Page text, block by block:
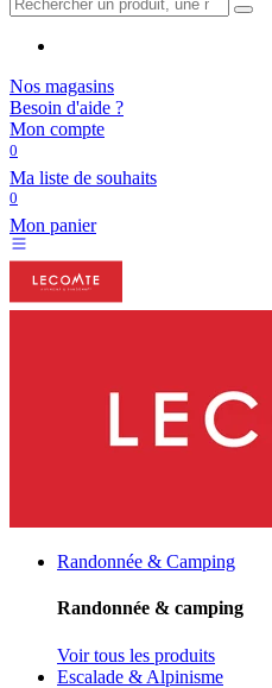
Nos magasins
Besoin d'aide ?
Mon compte
0
Ma liste de souhaits
0
Mon panier
Randonnée & Camping
Randonnée & camping
Voir tous les produits
Escalade & Alpinisme